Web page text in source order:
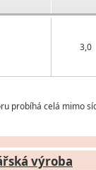
3,0
probíhá celá mimo
výroba